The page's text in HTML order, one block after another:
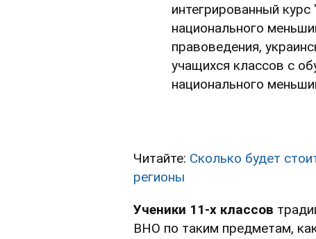
интегрированный
национального
правоведения,
учащихся классов с
национального
Читайте: Сколько будет
регионы
Ученики 11-х классов
ВНО по таким предметам,